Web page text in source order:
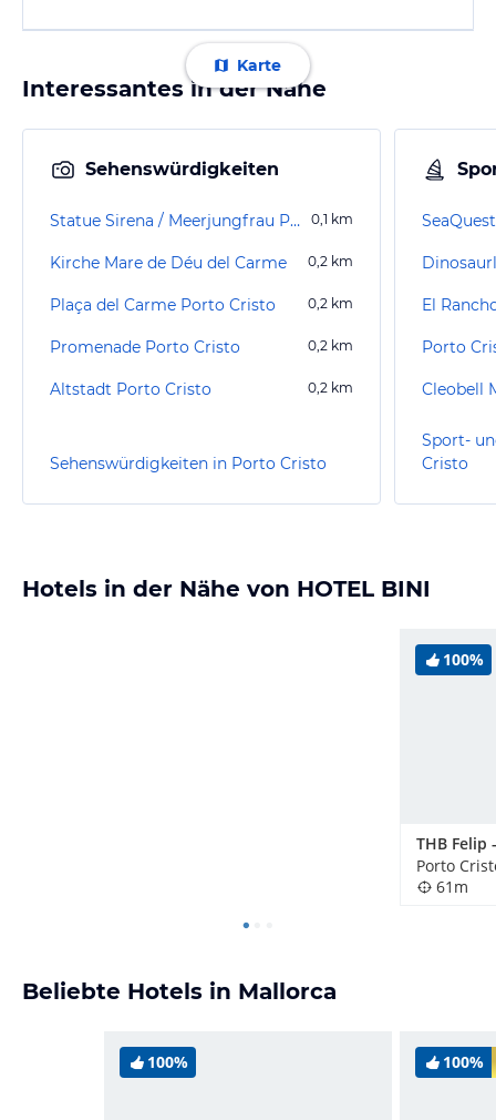
Karte
Interessantes in der Nähe
Sehenswürdigkeiten
Statue Sirena / Meerjungfrau Porto Cristo 0,1 km
Kirche Mare de Déu del Carme 0,2 km
Plaça del Carme Porto Cristo 0,2 km
Promenade Porto Cristo 0,2 km
Altstadt Porto Cristo 0,2 km
Sehenswürdigkeiten in Porto Cristo
El
Porto
Cleobell
Sport-
Cristo
Hotels in der Nähe von HOTEL BINI
100%
Porto
61m
Beliebte Hotels in Mallorca
100% 100%